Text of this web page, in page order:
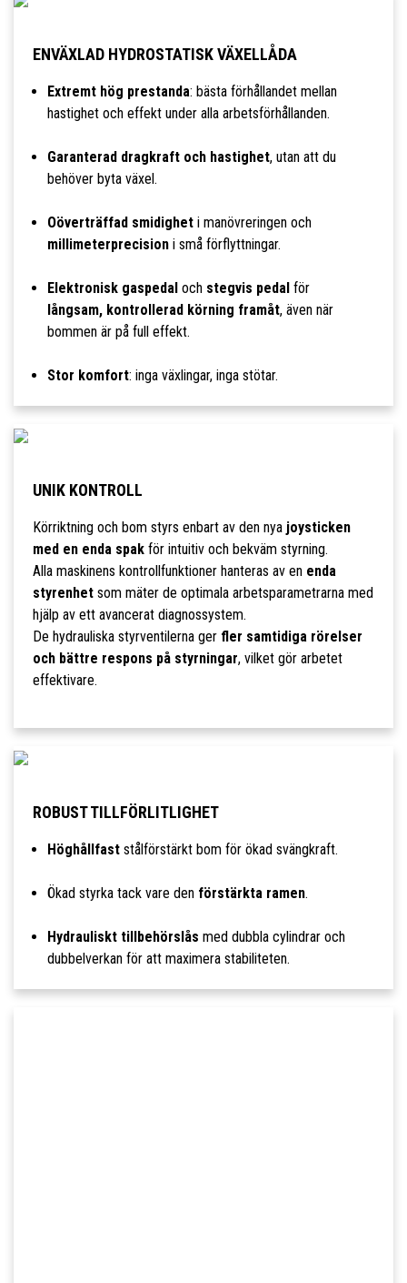
ENVÄXLAD HYDROSTATISK VÄXELLÅDA
Extremt hög prestanda: bästa förhållandet mellan
hastighet och effekt under alla arbetsförhållanden.
Garanterad dragkraft och hastighet, utan att du
behöver byta växel.
Oöverträffad smidigheti manövreringen och
millimeterprecisioni små förflyttningar.
Elektronisk gaspedal och stegvis pedal för
långsam, kontrollerad körning framåt, även när
bommen är på full effekt.
Stor komfort: inga växlingar, inga stötar.
UNIK KONTROLL
Körriktning och bom styrs enbart av den nya joysticken
med en enda spakför intuitiv och bekväm styrning.
Alla maskinens kontrollfunktioner hanteras av en enda
styrenhetsom mäter de optimala arbetsparametrarna med
hjälp av ett avancerat diagnossystem.
De hydrauliska styrventilerna ger fler samtidiga rörelser
och bättre respons på styrningar, vilket gör arbetet
effektivare.
ROBUST TILLFÖRLITLIGHET
Höghållfaststålförstärkt bom för ökad svängkraft.
Ökad styrka tack vare den förstärkta ramen.
Hydrauliskt tillbehörslås med dubbla cylindrar och
dubbelverkan för att maximera stabiliteten.